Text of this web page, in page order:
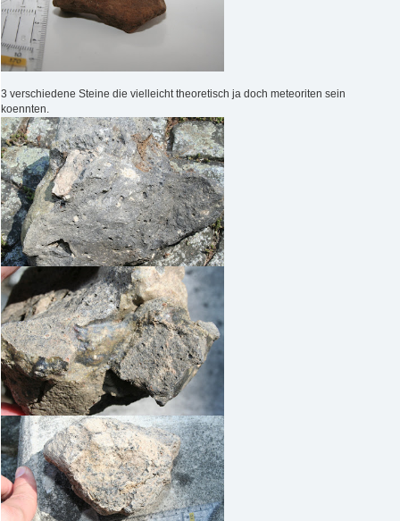
3 verschiedene Steine die vielleicht theoretisch ja doch meteoriten sein
koennten.